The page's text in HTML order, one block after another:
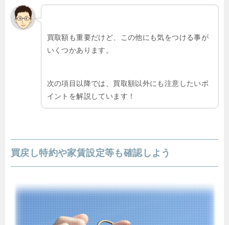
買取額も重要だけど、この他にも気をつける事が
いくつかあります。
次の項目以降では、買取額以外にも注意したいポ
イントを解説しています！
買戻し特約や家賃設定等も確認しよう